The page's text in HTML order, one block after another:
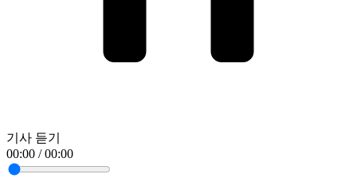
기사 듣기
00:00 / 00:00